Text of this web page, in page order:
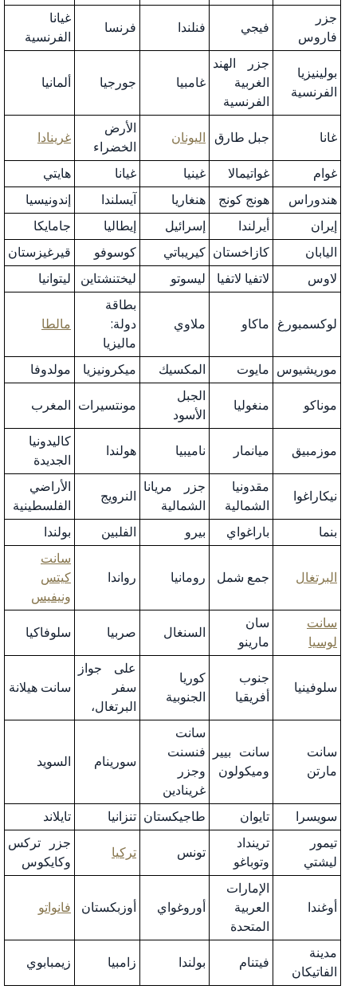
جزر
فاروس
فيجي فنلندا فرنسا
غيانا
الفرنسية
بولينيزيا
الفرنسية
جزر الهند
الغربية
الفرنسية
غامبيا جورجيا ألمانيا
غانا جبل طارق اليونان
الأرض
الخضراء
غرينادا
غوام
غواتيمالا غينيا غيانا
هايتي
هندوراس
هونج كونج هنغاريا آيسلندا
إندونيسيا
إيران
أيرلندا إسرائيل إيطاليا
جامايكا
اليابان
كازاخستان كيريباتي كوسوفو
قيرغيزستان
لاوس
لاتفيا لاتفيا ليسوتو ليختنشتاين ليتوانيا
لوكسمبورغ ماكاو ملاوي
بطاقة
دولة:
ماليزيا
مالطا
موريشيوس مايوت المكسيك ميكرونيزيا
مولدوفا
موناكو
منغوليا
الجبل
الأسود
مونتسيرات المغرب
موزمبيق ميانمار ناميبيا هولندا
كاليدونيا
الجديدة
نيكاراغوا
مقدونيا
الشمالية
جزر مريانا
الشمالية
النرويج
الأراضي
الفلسطينية
بنما
باراغواي بيرو الفلبين بولندا
البرتغال جمع شمل رومانيا رواندا
سانت
كيتس
ونيفيس
سانت
لوسيا
سان
مارينو
السنغال صربيا سلوفاكيا
سلوفينيا
جنوب
أفريقيا
كوريا
الجنوبية
على جواز
سفر
البرتغال،
سانت هيلانة
سانت
مارتن
سانت بيير
وميكولون
سانت
فنسنت
وجزر
غرينادين
سورينام السويد
سويسرا تايوان طاجيكستان تنزانيا
تايلاند
تيمور
ليشتي
ترينداد
وتوباغو
تونس تركيا
جزر تركس
وكايكوس
أوغندا
الإمارات
العربية
المتحدة
أوروغواي أوزبكستان فانواتو
مدينة
الفاتيكان
فيتنام بولندا زامبيا زيمبابوي